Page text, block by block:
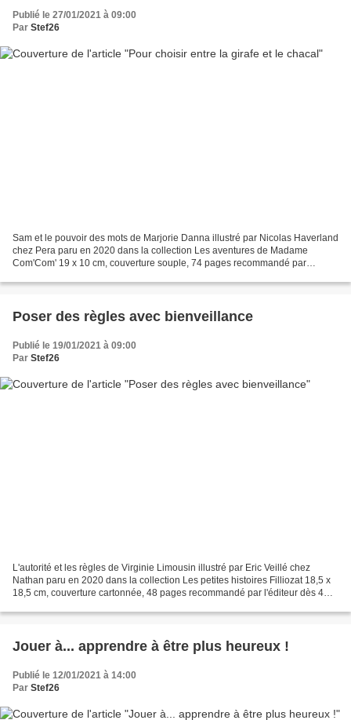
Publié le 27/01/2021 à 09:00
Par Stef26
Sam et le pouvoir des mots de Marjorie Danna illustré par Nicolas Haverland
chez Pera paru en 2020 dans la collection Les aventures de Madame
Com'Com' 19 x 10 cm, couverture souple, 74 pages recommandé par
Poser des règles avec bienveillance
Publié le 19/01/2021 à 09:00
Par Stef26
L'autorité et les règles de Virginie Limousin illustré par Eric Veillé chez
Nathan paru en 2020 dans la collection Les petites histoires Filliozat 18,5 x
18,5 cm, couverture cartonnée, 48 pages recommandé par l'éditeur dès 4
Jouer à... apprendre à être plus heureux !
Publié le 12/01/2021 à 14:00
Par Stef26